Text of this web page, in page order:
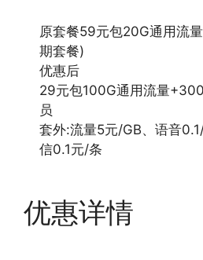
原套餐59元包20G通用流
期套餐)
优惠后
29元包100G通用流量
员
套外:流量5元/GB、语音
信0.1元/条
优惠详情